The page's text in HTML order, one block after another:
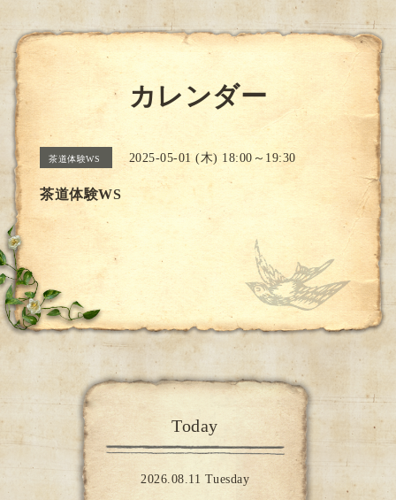
カレンダー
茶道体験WS 2025-05-01 (木) 18:00～19:30
茶道体験WS
Today
2026.08.11 Tuesday